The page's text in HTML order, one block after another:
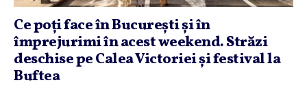
Ce poţi face în Bucureşti şi în
împrejurimi în acest weekend. Străzi
deschise pe Calea Victoriei şi festival la
Buftea